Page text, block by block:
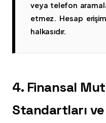
veya telefon
etmez. Hesap
halkasıdır.
4. Finansal
Standartları